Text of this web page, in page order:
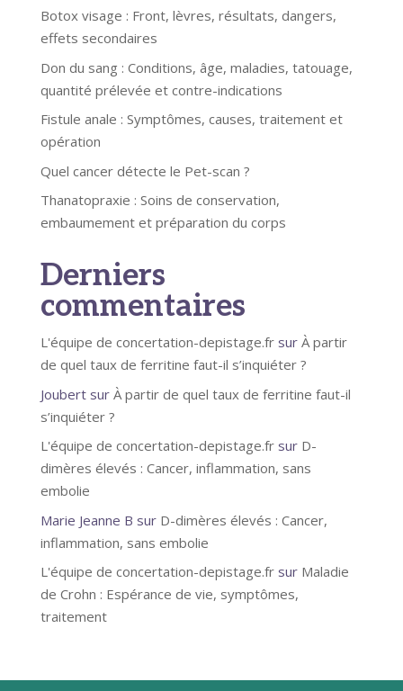
Botox visage : Front, lèvres, résultats, dangers,
effets secondaires
Don du sang : Conditions, âge, maladies, tatouage,
quantité prélevée et contre-indications
Fistule anale : Symptômes, causes, traitement et
opération
Quel cancer détecte le Pet-scan ?
Thanatopraxie : Soins de conservation,
embaumement et préparation du corps
Derniers
commentaires
L'équipe de concertation-depistage.frsur À partir
de quel taux de ferritine faut-il s’inquiéter ?
Joubertsur À partir de quel taux de ferritine faut-il
s’inquiéter ?
L'équipe de concertation-depistage.frsur D-
dimères élevés : Cancer, inflammation, sans
embolie
Marie Jeanne B sur D-dimères élevés : Cancer,
inflammation, sans embolie
L'équipe de concertation-depistage.frsur Maladie
de Crohn : Espérance de vie, symptômes,
traitement